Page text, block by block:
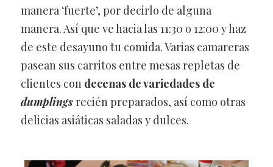
manera ‘fuerte’, por decirlo de alguna
manera. Así que ve hacia las 11:30 o 12:00 y haz
de este desayuno tu comida. Varias camareras
pasean sus carritos entre mesas repletas de
clientes con decenas de variedades de
dumplingsrecién preparados, así como otras
delicias asiáticas saladas y dulces.